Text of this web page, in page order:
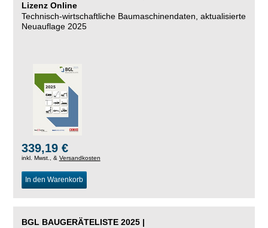
Lizenz Online
Technisch-wirtschaftliche Baumaschinendaten, aktualisierte
Neuauflage 2025
339,19 €
inkl. Mwst., & Versandkosten
In den Warenkorb
BGL BAUGERÄTELISTE 2025 |